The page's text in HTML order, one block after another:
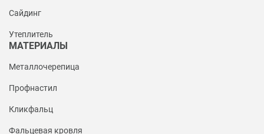
Сайдинг
Утеплитель
МАТЕРИАЛЫ
Металлочерепица
Профнастил
Кликфальц
Фальцевая кровля